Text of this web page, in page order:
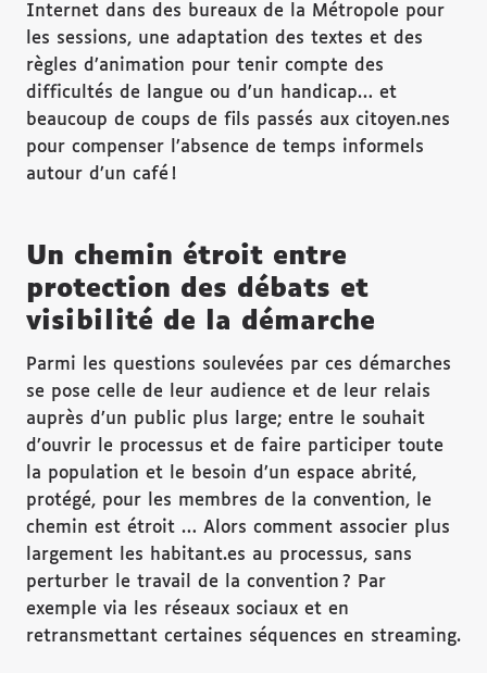
Internet dans des bureaux de la Métropole pour
les sessions, une adaptation des textes et des
règles d’animation pour tenir compte des
difficultés de langue ou d’un handicap… et
beaucoup de coups de fils passés aux citoyen.nes
pour compenser l’absence de temps informels
autour d’un café !
Un chemin étroit entre
protection des débats et
visibilité de la démarche
Parmi les questions soulevées par ces démarches
se pose celle de leur audience et de leur relais
auprès d’un public plus large; entre le souhait
d’ouvrir le processus et de faire participer toute
la population et le besoin d’un espace abrité,
protégé, pour les membres de la convention, le
chemin est étroit … Alors comment associer plus
largement les habitant.es au processus, sans
perturber le travail de la convention ? Par
exemple via les réseaux sociaux et en
retransmettant certaines séquences en streaming.